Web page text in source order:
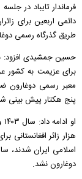
فرماندار تایباد در
دائمی اربعین برای
طریق گذرگاه رسمی دوغارون به عراق
حسین جمشیدی افزود:
برای عزیمت به کشور
معبر رسمی دوغارون
پنج هکتار پیش بینی
هزار زائر
اسلامی ایران شدند،
دوغارون نشد.